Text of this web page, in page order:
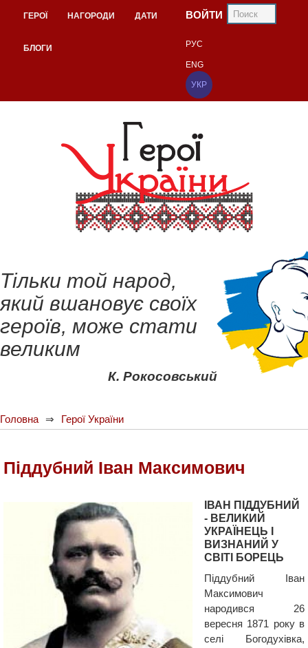
ГЕРОЇ НАГОРОДИ ДАТИ
БЛОГИ
ВОЙТИ
РУС
ENG
УКР
Тільки той народ,
який вшановує своїх
героїв, може стати
великим
К. Рокосовський
Головна Герої України
Піддубний Іван Максимович
ІВАН ПІДДУБНИЙ
- ВЕЛИКИЙ
УКРАЇНЕЦЬ І
ВИЗНАНИЙ У
СВІТІ БОРЕЦЬ
Піддубний Іван
Максимович
народився 26
вересня 1871 року в
селі Богодухівка,